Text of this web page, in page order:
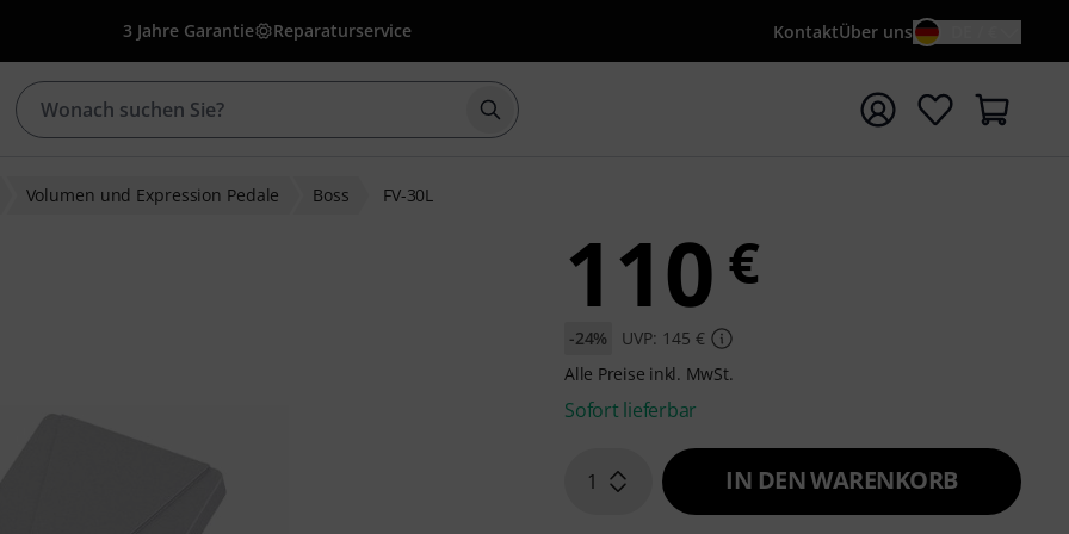
3 Jahre Garantie Reparaturservice KontaktÜber uns
Suche mit Suchwort {searchTerm} starten
Volumen und Expression Pedale Boss FV-30L
110 €
-24%
UVP: 145 €
Alle Preise inkl. MwSt.
Sofort lieferbar
1 IN DEN WARENKORB